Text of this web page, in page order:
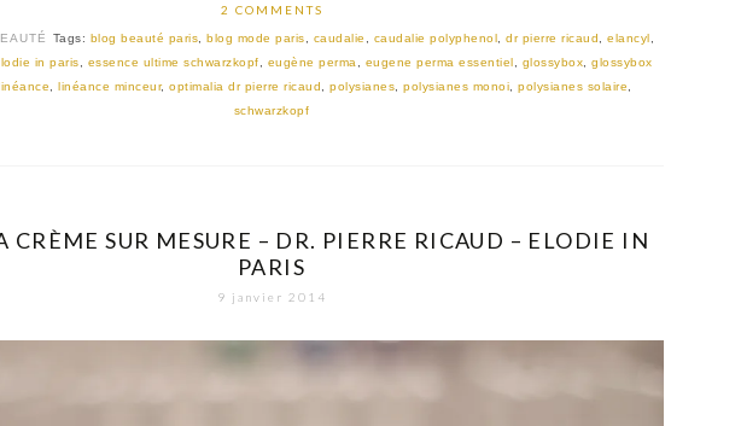
2 COMMENTS
Tags: blog beauté paris ,blog mode paris caudalie caudalie polyphenol ,dr pierre ricaud ,elancyl
in paris essence ultime schwarzkopf eugène perma eugene perma essentiel glossybox
glossybox
,linéance minceur,optimalia dr pierre ricaud ,polysianes ,polysianes monoi ,polysianes solaire
schwarzkopf
CRÈME SUR MESURE – DR. PIERRE RICAUD – ELODIE IN
PARIS
9 janvier 2014